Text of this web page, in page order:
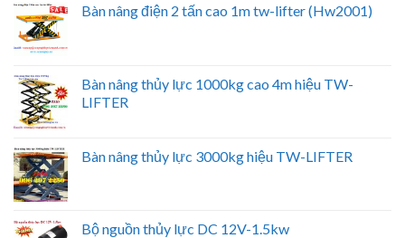
Bàn nâng điện 2 tấn cao 1m tw-lifter (Hw2001)
Bàn nâng thủy lực 1000kg cao 4m hiệu TW-
LIFTER
Bàn nâng thủy lực 3000kg hiệu TW-LIFTER
Bộ nguồn thủy lực DC 12V-1.5kw